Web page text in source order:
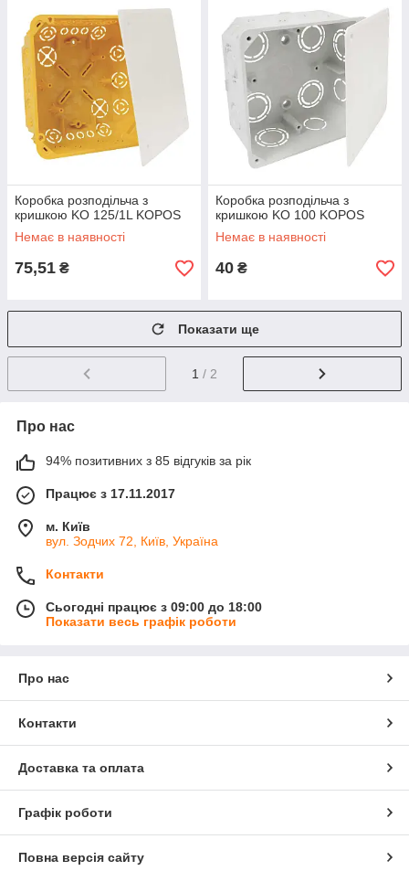
Коробка розподільча з
кришкою KO 125/1L KOPOS
Немає в наявності
75,51 ₴
Коробка розподільча з
кришкою KO 100 KOPOS
Немає в наявності
40 ₴
Показати ще
1 / 2
Про нас
94% позитивних з 85 відгуків за рік
Працює з 17.11.2017
м. Київ
вул. Зодчих 72, Київ, Україна
Контакти
Сьогодні працює з 09:00 до 18:00
Показати весь графік роботи
Про нас
Контакти
Доставка та оплата
Графік роботи
Повна версія сайту